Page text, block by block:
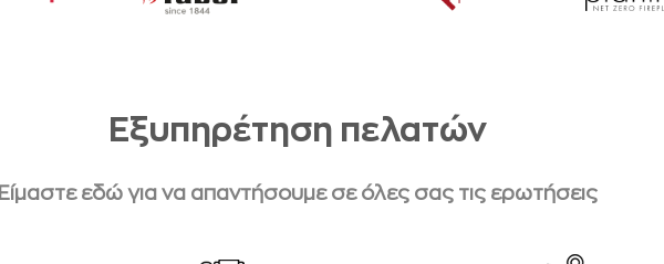
Εξυπηρέτηση πελατών
Είμαστε εδώ για να απαντήσουμε σε όλες σας τις ερωτήσεις